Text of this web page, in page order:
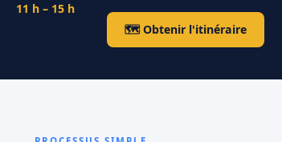
11 h – 15 h
🗺 Obtenir l'itinéraire